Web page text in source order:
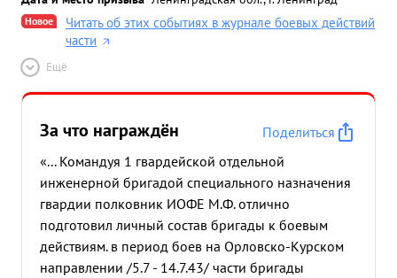
Новое
Читать об этих событиях в журнале боевых действий
части
Ещё
За что награждён
Поделиться
«... Командуя 1 гвардейской отдельной
инженерной бригадой специального назначения
гвардии полковник ИОФЕ М.Ф. отлично
подготовил личный состав бригады к боевым
действиям. в период боев на Орловско-Курском
направлении /5.7 - 14.7.43/ части бригады